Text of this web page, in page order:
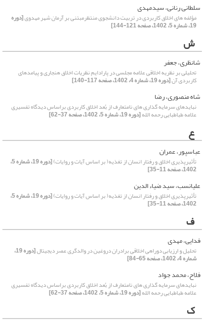
سلطانی رنانی، سیدمهدی
مٰؤلفه های اخلاق کاربردی در تربیت دانشجوی منتظرمبتنی بر آرمان شهر مهدوی[دوره
19، شماره 5، 1402، صفحه 121-144]
ش
شانظری، جعفر
تحلیلی بر نظریه اخلاقی علامه مجلسی در پارادایم نظریات اخلاق هنجاری و پیامدهای
کاربردی آن[دوره 19، شماره 4، 1402، صفحه 117-140]
شاه منصوری، رضا
نبایدهای سرمایه گذاری های نامتعارف از بُعد اخلاق کاربردی براساس دیدگاه تفسیری
علامه طباطبایی رحمه الله[دوره 19، شماره 5، 1402، صفحه 37-62]
ع
عباسپور، عمران
تأثیرپذیری اخلاق و رفتار انسان از تغذیه( بر اساس آیات و روایات) [دوره 19، شماره 5،
1402، صفحه 11-35]
علیانسب، سید ضیاء الدین
تأثیرپذیری اخلاق و رفتار انسان از تغذیه( بر اساس آیات و روایات) [دوره 19، شماره 5،
1402، صفحه 11-35]
ف
فدایی، مهدی
تحلیل و ارزیابی دوراهی اخلاقی برادران دروغین در والدگری عصر دیجیتال [دوره 19،
شماره 4، 1402، صفحه 65-84]
فلاح، محمد جواد
نبایدهای سرمایه گذاری های نامتعارف از بُعد اخلاق کاربردی براساس دیدگاه تفسیری
علامه طباطبایی رحمه الله[دوره 19، شماره 5، 1402، صفحه 37-62]
ک